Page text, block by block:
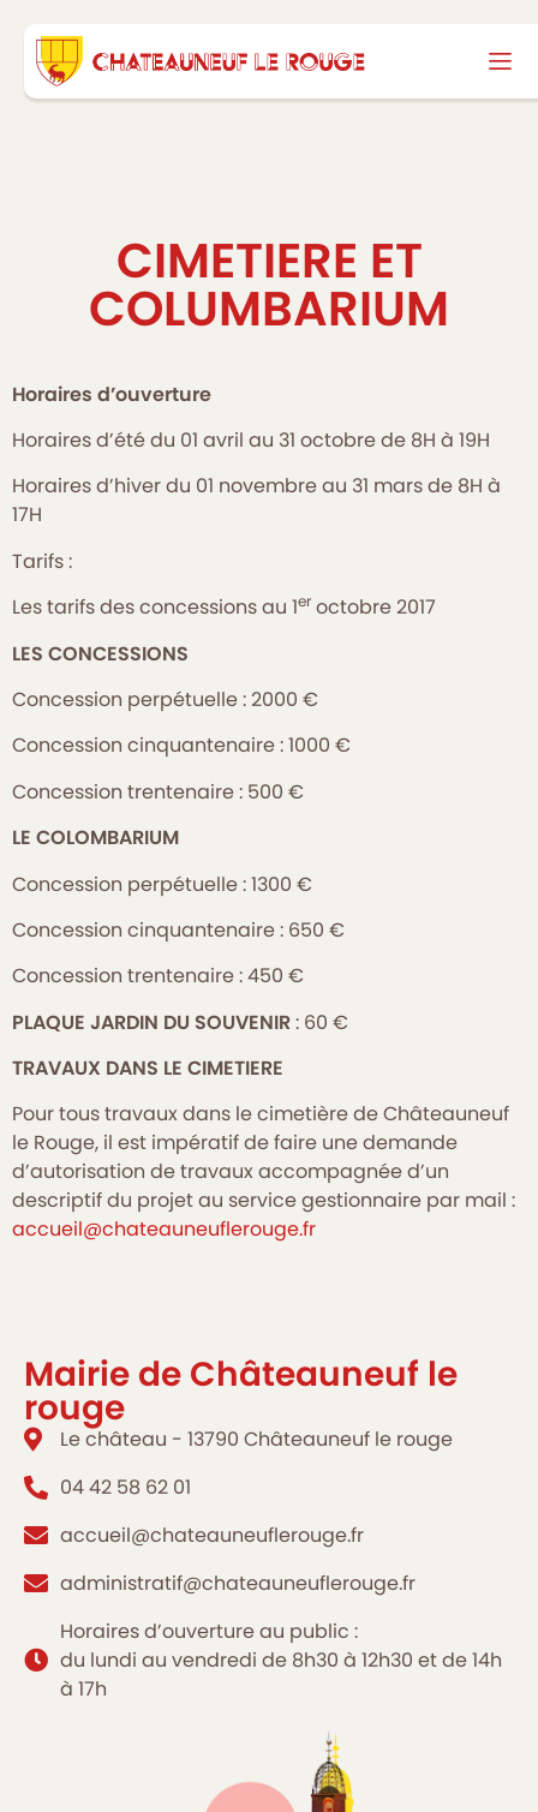
CIMETIERE ET
COLUMBARIUM
Horaires d’ouverture
Horaires d’été du 01 avril au 31 octobre de 8H à 19H
Horaires d’hiver du 01 novembre au 31 mars de 8H à
17H
Tarifs :
Les tarifs des concessions au 1er octobre 2017
LES CONCESSIONS
Concession perpétuelle : 2000 €
Concession cinquantenaire : 1000 €
Concession trentenaire : 500 €
LE COLOMBARIUM
Concession perpétuelle : 1300 €
Concession cinquantenaire : 650 €
Concession trentenaire : 450 €
PLAQUE JARDIN DU SOUVENIR: 60 €
TRAVAUX DANS LE CIMETIERE
Pour tous travaux dans le cimetière de Châteauneuf
le Rouge, il est impératif de faire une demande
d’autorisation de travaux accompagnée d’un
descriptif du projet au service gestionnaire par mail :
accueil@chateauneuflerouge.fr
Mairie de Châteauneuf le
rouge
Le château - 13790 Châteauneuf le rouge
04 42 58 62 01
accueil@chateauneuflerouge.fr
administratif@chateauneuflerouge.fr
Horaires d’ouverture au public :
du lundi au vendredi de 8h30 à 12h30 et de 14h
à 17h